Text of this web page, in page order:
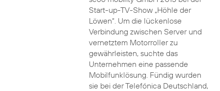
Start-up-TV-Show „Höhle der
Löwen“. Um die lückenlose
Verbindung zwischen Server und
vernetztem Motorroller zu
gewährleisten, suchte das
Unternehmen eine passende
Mobilfunklösung. Fündig wurden
sie bei der Telefónica Deutschland,